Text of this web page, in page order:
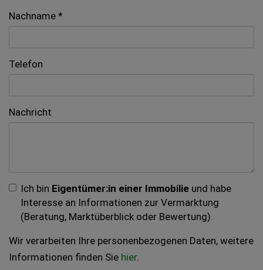
Nachname
Telefon
Nachricht
Ich bin Eigentümer:in einer Immobilie und habe
Interesse an Informationen zur Vermarktung
(Beratung, Marktüberblick oder Bewertung).
Wir verarbeiten Ihre personenbezogenen Daten, weitere
Informationen finden Sie hier.